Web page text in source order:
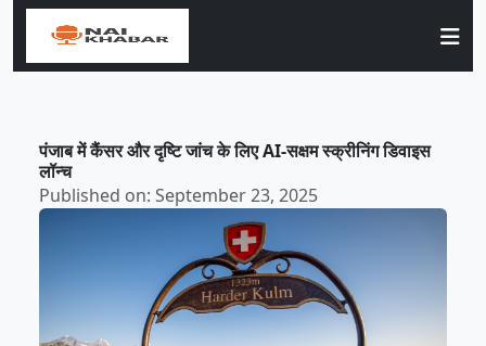
पंजाब में कैंसर और दृष्टि जांच के लिए AI-सक्षम स्क्रीनिंग डिवाइस
लॉन्च
Published on: September 23, 2025